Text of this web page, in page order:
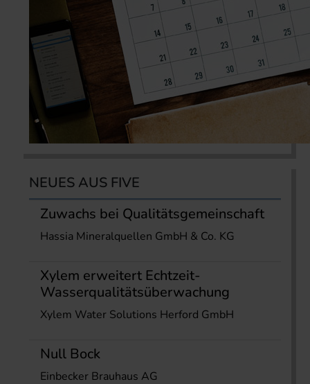
NEUES AUS FIVE
Zuwachs bei Qualitätsgemeinschaft
Hassia Mineralquellen GmbH & Co. KG
Xylem erweitert Echtzeit-
Wasserqualitätsüberwachung
Xylem Water Solutions Herford GmbH
Null Bock
Einbecker Brauhaus AG